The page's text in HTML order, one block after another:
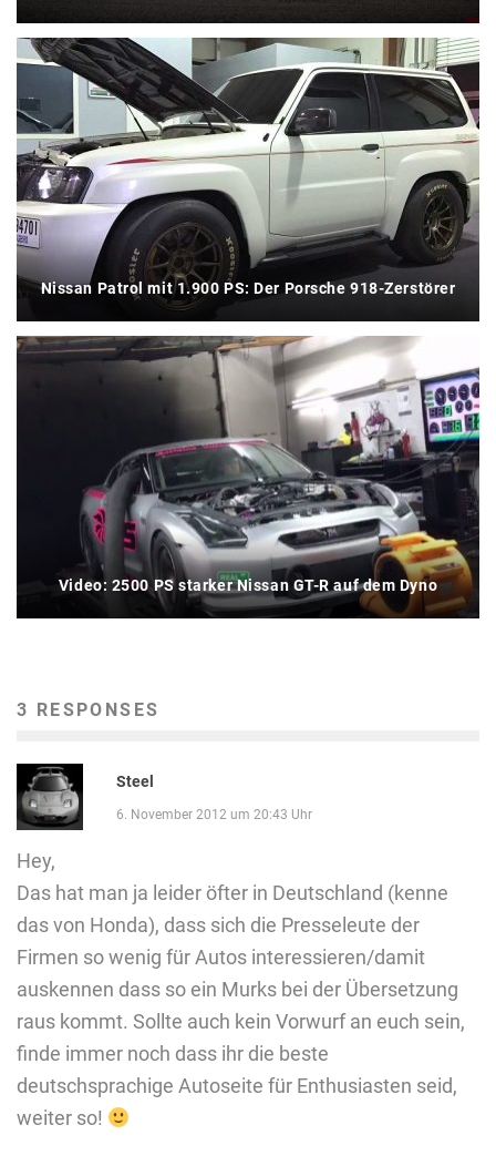
Nissan Patrol mit 1.900 PS: Der Porsche 918-Zerstörer
Video: 2500 PS starker Nissan GT-R auf dem Dyno
3 RESPONSES
Steel
6. November 2012 um 20:43 Uhr
Hey,
Das hat man ja leider öfter in Deutschland (kenne
das von Honda), dass sich die Presseleute der
Firmen so wenig für Autos interessieren/damit
auskennen dass so ein Murks bei der Übersetzung
raus kommt. Sollte auch kein Vorwurf an euch sein,
finde immer noch dass ihr die beste
deutschsprachige Autoseite für Enthusiasten seid,
weiter so!